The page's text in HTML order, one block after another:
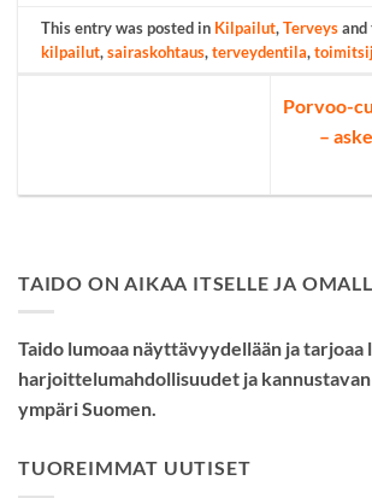
This entry was posted in Kilpailut,Terveysand
kilpailut,sairaskohtaus,terveydentila,
Porvoo-
–
TAIDO ON AIKAA ITSELLE JA
Taido lumoaa näyttävyydellään ja tarjoaa
harjoittelumahdollisuudet ja
ympäri Suomen.
TUOREIMMAT UUTISET